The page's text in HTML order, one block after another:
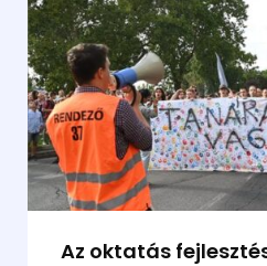
Az oktatás